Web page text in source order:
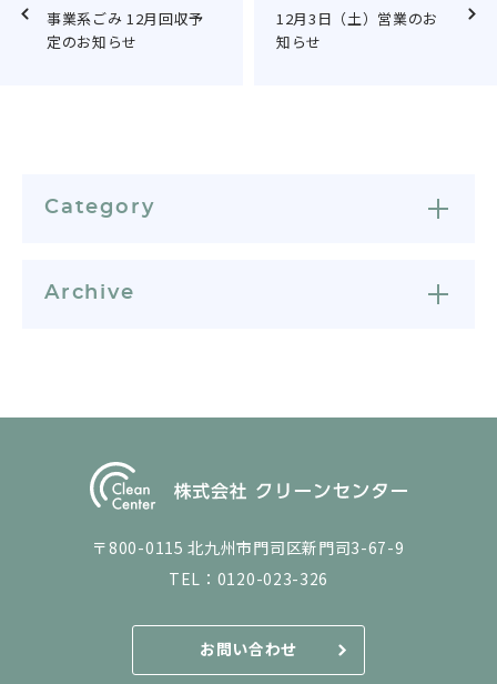
Category
Archive
事業系ごみ 12月回収予
定のお知らせ
12月3日（土）営業のお
知らせ
〒800-0115 北九州市門司区新門司3-67-9
TEL： 0120-023-326
お問い合わせ